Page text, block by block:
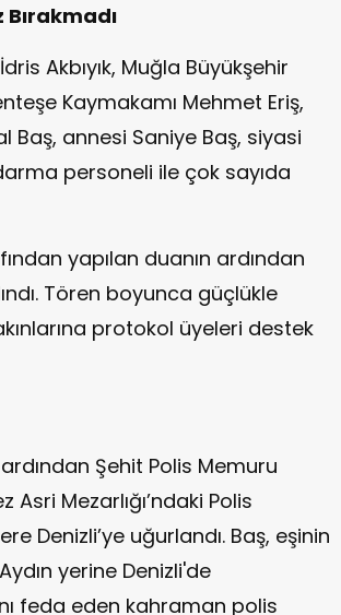
Akbıyık, Muğla Büyükşehir
Kaymakamı Mehmet Eriş,
Baş, annesi Saniye Baş, siyasi
personeli ile çok sayıda
yapılan duanın ardından
Tören boyunca güçlükle
protokol üyeleri destek
Şehit Polis Memuru
Asri Mezarlığı’ndaki Polis
Denizli’ye uğurlandı. Baş, eşinin
yerine Denizli'de
feda eden kahraman polis